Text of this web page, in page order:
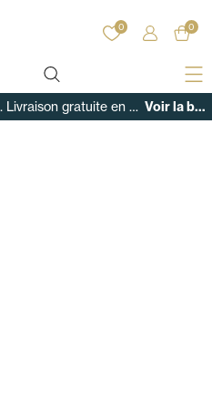
0 0
Bienvenue sur Atelier Grand Duc. Livraison gratuite en France sur tous nos produits ! Voir la boutique